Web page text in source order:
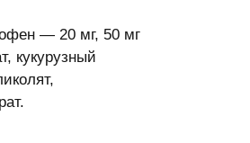
— 20 мг, 50 мг
кукурузный